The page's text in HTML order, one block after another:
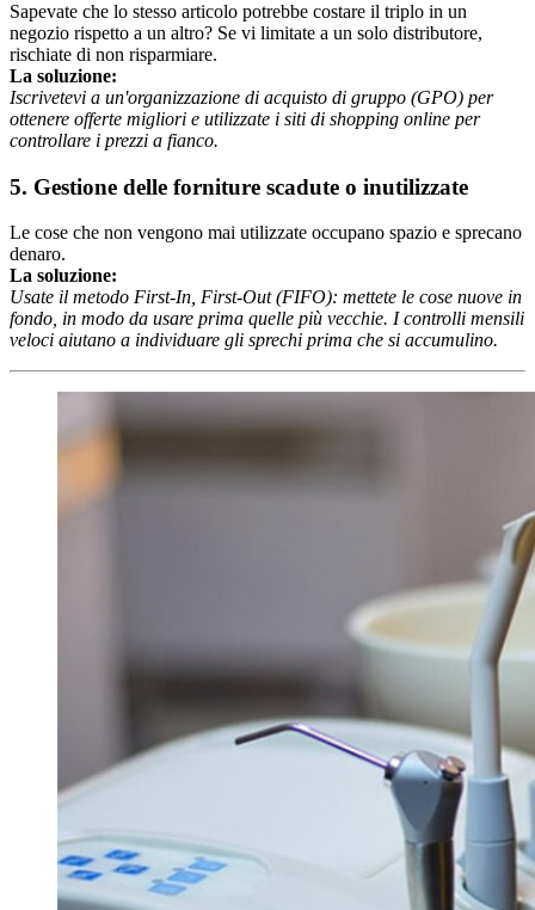
Sapevate che lo stesso articolo potrebbe costare il triplo in un
negozio rispetto a un altro? Se vi limitate a un solo distributore,
rischiate di non risparmiare.
La soluzione:
Iscrivetevi a un'organizzazione di acquisto di gruppo (GPO) per
ottenere offerte migliori e utilizzate i siti di shopping online per
controllare i prezzi a fianco.
5. Gestione delle forniture scadute o inutilizzate
Le cose che non vengono mai utilizzate occupano spazio e sprecano
denaro.
La soluzione:
Usate il metodo First-In, First-Out (FIFO): mettete le cose nuove in
fondo, in modo da usare prima quelle più vecchie. I controlli mensili
veloci aiutano a individuare gli sprechi prima che si accumulino.